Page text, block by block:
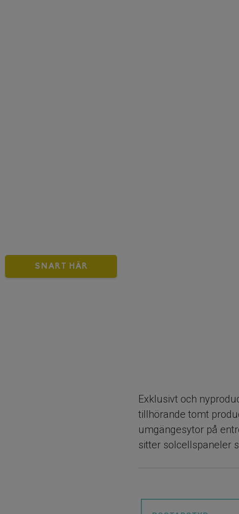
SNART HÄR
Exklusivt och
tillhörande tomt
umgängesytor på
sitter solcellspaneler
boendeekonomin.
genomgående
På entréplan möts